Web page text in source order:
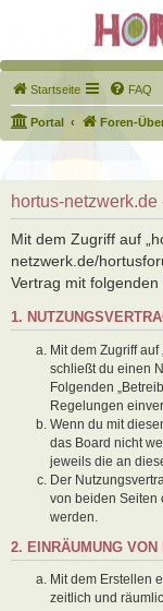
Startseite FAQ
Portal Foren-
hortus-
Mit dem Zugriff auf
netzwerk.de/
Vertrag mit
1.
Mit dem Zugriff auf
schließt du einen
Folgenden
Regelungen
Wenn du mit
das Board nicht
jeweils die an
Der
von beiden Seiten
werden.
2. EINRÄUMUNG VON
Mit dem Erstellen
zeitlich und